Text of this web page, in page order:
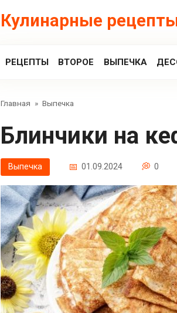
Кулинарные
РЕЦЕПТЫ ВТОРОЕ ВЫПЕЧКА
Главная » Выпечка
Блинчики на
Выпечка 01.09.2024 0